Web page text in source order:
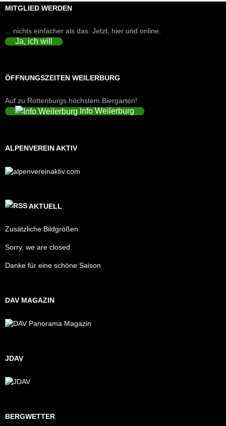
MITGLIED WERDEN
... nichts einfacher als das. Jetzt, hier und online.
Ja, ich will
ÖFFNUNGSZEITEN WEILERBURG
Auf zu Rottenburgs höchstem Biergarten!
Info Weilerburg
ALPENVEREIN AKTIV
AKTUELL
Zusätzliche Bildgrößen
Sorry, we are closed
Danke für eine schöne Saison
DAV MAGAZIN
JDAV
BERGWETTER